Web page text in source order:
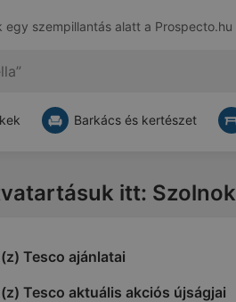
egy szempillantás alatt a Prospecto.hu
Barkács és kertészet
itt: Szolnok
Tesco ajánlatai
Tesco aktuális akciós újságjai